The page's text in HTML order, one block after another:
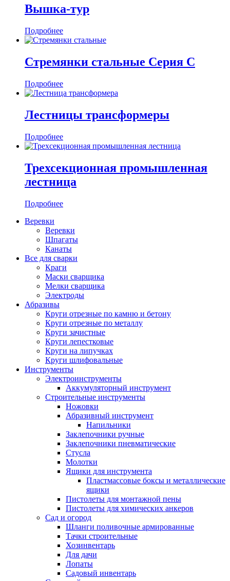
Вышка-тур
Подробнее
Стремянки стальные Серия С
Подробнее
Лестницы трансформеры
Подробнее
Трехсекционная промышленная
лестница
Подробнее
Веревки
Веревки
Шпагаты
Канаты
Все для сварки
Краги
Маски сварщика
Мелки сварщика
Электроды
Абразивы
Круги отрезные по камню и бетону
Круги отрезные по металлу
Круги зачистные
Круги лепестковые
Круги на липучках
Круги шлифовальные
Инструменты
Электроинструменты
Аккумуляторный инструмент
Строительные инструменты
Ножовки
Абразивный инструмент
Напильники
Заклепочники ручные
Заклепочники пневматические
Стусла
Молотки
Ящики для инструмента
Пластмассовые боксы и металлические
ящики
Пистолеты для монтажной пены
Пистолеты для химических анкеров
Сад и огород
Шланги поливочные армированные
Тачки строительные
Хозинвентарь
Для дачи
Лопаты
Садовый инвентарь